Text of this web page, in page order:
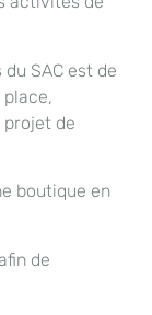
SAC est de
projet de
boutique en
de